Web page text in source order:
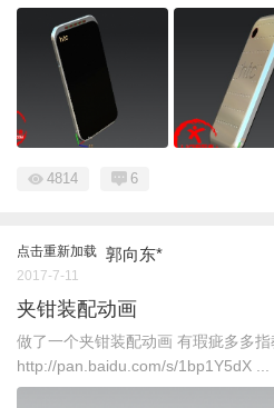
4814 6
点击重新加载 郭向东*
2017-7-11
夹钳装配动画
做了一个夹钳装配动画 有瑕疵多多指
http://pan.baidu.com/s/1bp1Y5dX ...